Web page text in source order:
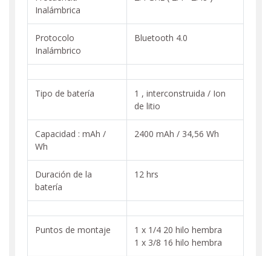
Inalámbrica
Protocolo
Inalámbrico
Bluetooth 4.0
Tipo de batería
1 , interconstruida / Ion
de litio
Capacidad : mAh /
Wh
2400 mAh / 34,56 Wh
Duración de la
batería
12 hrs
Puntos de montaje
1 x 1/4 20 hilo hembra
1 x 3/8 16 hilo hembra